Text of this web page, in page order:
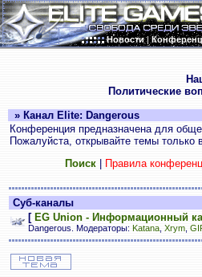
Новости|
Политические
» Канал Elite: Dangerous
Конференция предназначена для
Пожалуйста, открывайте темы только
Поиск| Правила
Суб-каналы
[ EG Union - Информационный
Dangerous. Модераторы: Katana Xrym